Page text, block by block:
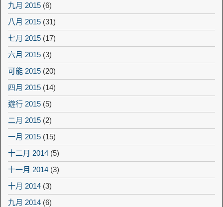
九月 2015 (6)
八月 2015 (31)
七月 2015 (17)
六月 2015 (3)
可能 2015 (20)
四月 2015 (14)
遊行 2015 (5)
二月 2015 (2)
一月 2015 (15)
十二月 2014 (5)
十一月 2014 (3)
十月 2014 (3)
九月 2014 (6)